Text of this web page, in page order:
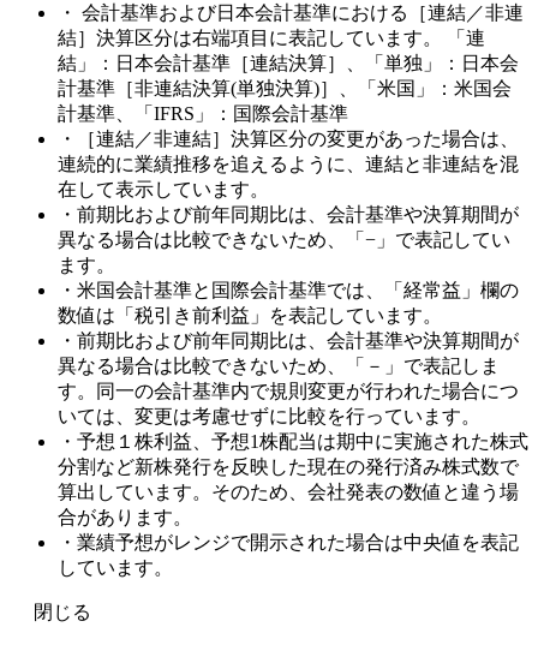
・ 会計基準および日本会計基準における［連結／非連
結］決算区分は右端項目に表記しています。 「連
結」：日本会計基準［連結決算］、「単独」：日本会
計基準［非連結決算(単独決算)］、「米国」：米国会
計基準、「IFRS」：国際会計基準
・［連結／非連結］決算区分の変更があった場合は、
連続的に業績推移を追えるように、連結と非連結を混
在して表示しています。
・前期比および前年同期比は、会計基準や決算期間が
異なる場合は比較できないため、「−」で表記してい
ます。
・米国会計基準と国際会計基準では、「経常益」欄の
数値は「税引き前利益」を表記しています。
・前期比および前年同期比は、会計基準や決算期間が
異なる場合は比較できないため、「－」で表記しま
す。同一の会計基準内で規則変更が行われた場合につ
いては、変更は考慮せずに比較を行っています。
・予想１株利益、予想1株配当は期中に実施された株式
分割など新株発行を反映した現在の発行済み株式数で
算出しています。そのため、会社発表の数値と違う場
合があります。
・業績予想がレンジで開示された場合は中央値を表記
しています。
閉じる